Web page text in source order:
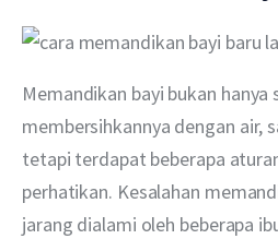
Memandikan bayi bukan hanya
membersihkannya dengan air,
tetapi terdapat beberapa
perhatikan. Kesalahan
jarang dialami oleh beberapa